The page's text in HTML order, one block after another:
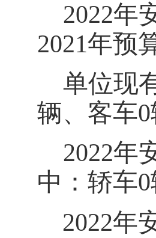
2022年
2021年预
单位现
辆、客车
2022年
中：轿车
2022年